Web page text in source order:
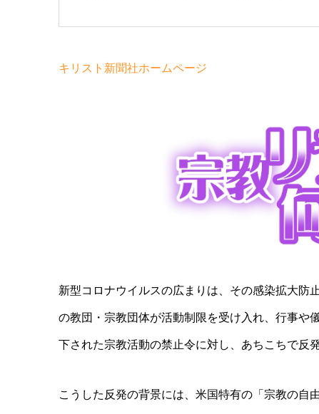
キリスト新聞社ホームページ
新型コロナウイルスの広まりは、その感染拡大防
の教団・宗教団体が活動制限を受け入れ、行事や
下された宗教活動の禁止令に対し、あちこちで反
こうした反発の背景には、米国特有の「宗教の自